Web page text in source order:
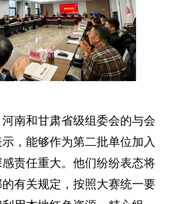
南和甘肃省级组委会的与会
，能够作为第二批单位加入
责任重大。他们纷纷表态将
有关规定，按照大赛统一要